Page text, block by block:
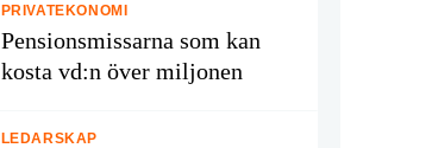
PRIVATEKONOMI
Pensionsmissarna som kan
kosta vd:n över miljonen
LEDARSKAP